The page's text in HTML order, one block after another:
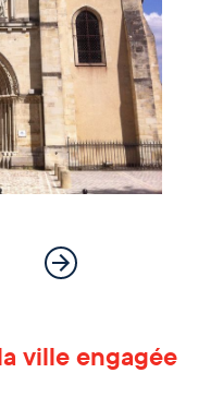
ville engagée